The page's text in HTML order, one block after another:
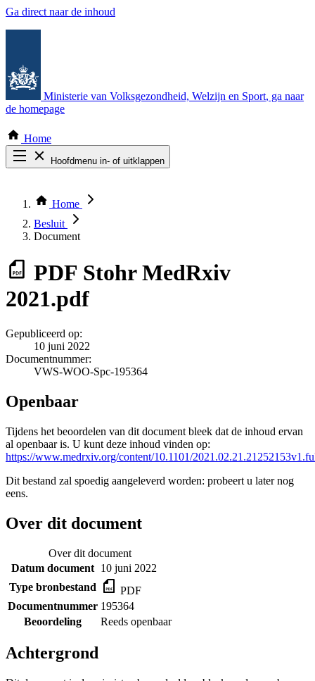
Ga direct naar de inhoud
Ministerie van Volksgezondheid, Welzijn en Sport, ga naar
de homepage
Home
Hoofdmenu in- of uitklappen
Thema COVID-19
Bekijk per bestuursorgaan
Home
Besluit
Document
PDF Stohr MedRxiv
2021.pdf
Gepubliceerd op:
10 juni 2022
Documentnummer:
VWS-WOO-Spc-195364
Openbaar
Tijdens het beoordelen van dit document bleek dat de inhoud ervan
al openbaar is. U kunt deze inhoud vinden op:
https://www.medrxiv.org/content/10.1101/
Dit bestand zal spoedig aangeleverd worden: probeert u later nog
eens.
Over dit document
Over dit document
Datum document 10 juni 2022
Type bronbestand
PDF
Documentnummer 195364
Beoordeling
Reeds openbaar
Achtergrond